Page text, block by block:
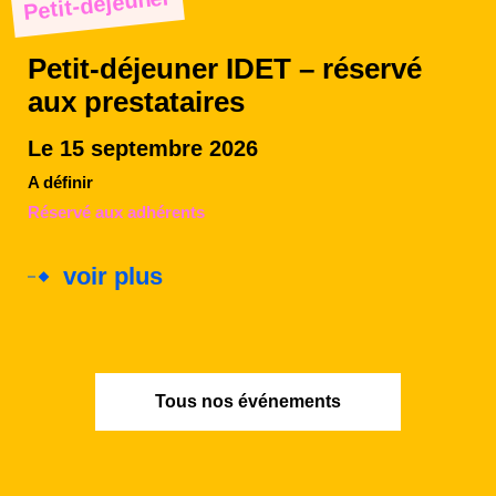
Petit-déjeuner IDET – réservé
aux prestataires
Le 15 septembre 2026
A définir
Réservé aux adhérents
voir plus
Tous nos événements